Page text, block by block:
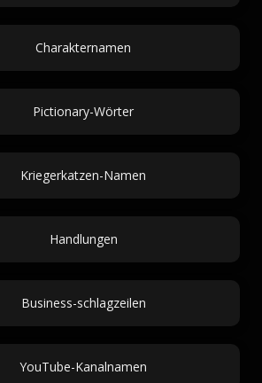
Charakternamen
Pictionary-Wörter
Kriegerkatzen-Namen
Handlungen
Business-schlagzeilen
YouTube-Kanalnamen